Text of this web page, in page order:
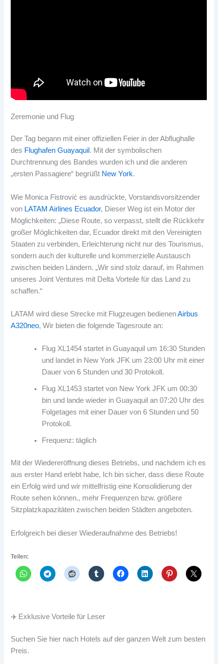
Zeremonie und Flug
Der Tag begann mit einer offiziellen Feier in der Abflughalle
des Flughafen Guayaquil . Mit der symbolischen
Durchtrennung des Bandes wurden ich und die anderen
„ersten Passagiere“ begrüßt New York.
Wie Monica Fistrović es ausdrückte, Vorstandsvorsitzender
von LATAM Airlines Ecuador, Dieser Weg ist ein Motor der
Möglichkeiten: „Diese Route, so verpasst, stellt die Rückkehr
großer Möglichkeiten dar, Ecuador direkt mit den Vereinigten
Staaten zu verbinden, Erleichterung nicht nur des Tourismus,
sondern auch der kulturelle und kommerzielle Austausch
zwischen beiden Ländern. „Wir sind stolz darauf, im Rahmen
unseres Joint Ventures mit Delta Vorteile für das Land zu
schaffen.“
LATAM wird diese Strecke mit Flugzeugen bedienenAirbus
A320neo, Wir bieten die folgende Tagesroute an:
Flug XL1454 startet in Guayaquil um 16:30 Stunden
und landet in New York JFK um 23:00 Uhr mit einer
Dauer von 6 Stunden und 30 Protokoll.
Flug XL1453 startet von New York JFK um 00:30
bin und lande wieder in Guayaquil an 07:20 Uhr des
Folgetages mit einer Dauer von 6 Stunden und 50
Protokoll.
Frequenz: täglich
Mit der Wiedereröffnung dieses Betriebs, und nachdem ich es
aus erster Hand erlebt habe, Ich bin sicher, dass diese Route
ein Erfolg wird und wir mittelfristig eine Konsolidierung der
Route sehen können., mehr Frequenzen bzw. größere
Sitzplatzkapazitäten zwischen beiden Städten angeboten.
Erfolgreich bei dieser Wiederaufnahme des Betriebs!
Teilen:
✈️ Exklusive Vorteile für Leser
Suchen Sie hier nach Hotels auf der ganzen Welt zum besten
Preis.